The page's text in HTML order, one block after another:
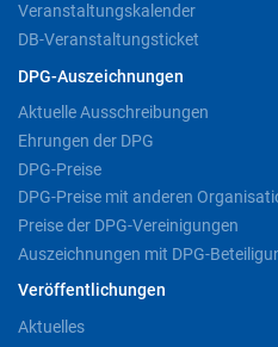
Veranstaltungskalender
DB-Veranstaltungsticket
DPG-Auszeichnungen
Aktuelle Ausschreibungen
Ehrungen der DPG
DPG-Preise
DPG-Preise mit anderen
Preise der DPG-Vereinigungen
Auszeichnungen mit DPG-
Veröffentlichungen
Aktuelles